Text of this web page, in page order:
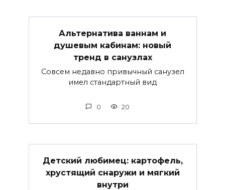
Альтернатива ваннам и
душевым кабинам: новый
тренд в санузлах
Совсем недавно привычный санузел
имел стандартный вид
0 20
Детский любимец: картофель,
хрустящий снаружи и мягкий
внутри